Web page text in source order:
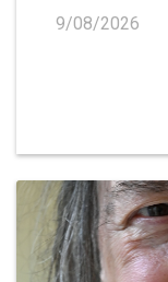
9/08/2026